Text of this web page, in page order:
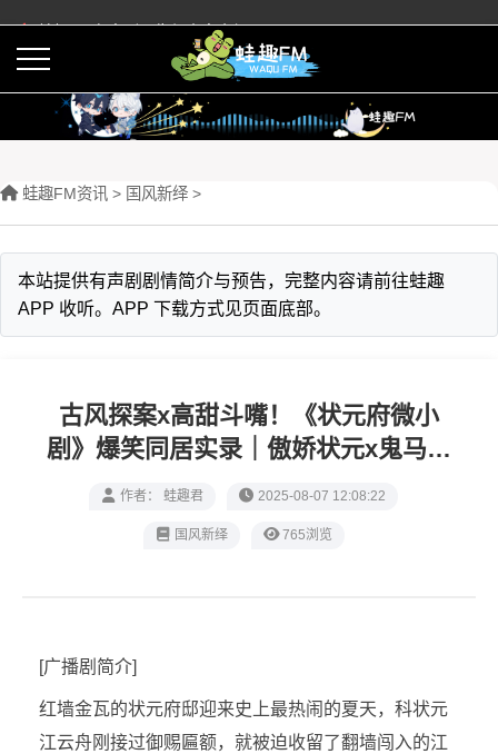
蛙趣FM有声剧预告与内容介绍
蛙趣FM资讯 > ‌国风新绎 >
本站提供有声剧剧情简介与预告，完整内容请前往蛙趣
APP 收听。APP 下载方式见页面底部。
古风探案x高甜斗嘴！《状元府微小
剧》爆笑同居实录｜傲娇状元x鬼马医
女联手破解灭门悬案
作者： 蛙趣君 2025-08-07 12:08:22
‌国风新绎 765浏览
[广播剧简介]
红墙金瓦的状元府邸迎来史上最热闹的夏天，科状元
江云舟刚接过御赐匾额，就被迫收留了翻墙闯入的江